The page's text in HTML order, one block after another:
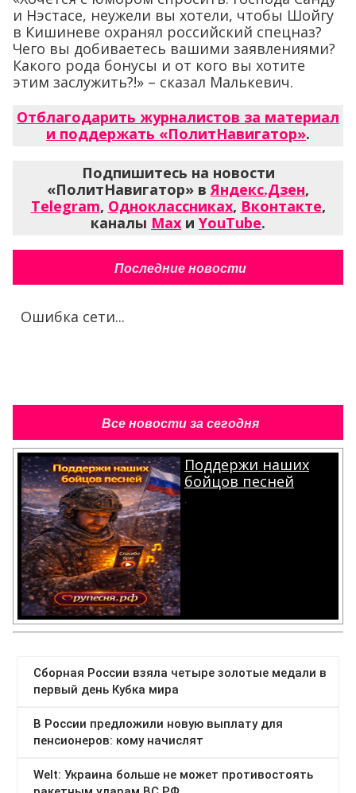
и Нэстасе, неужели вы хотели, чтобы Шойгу
в Кишиневе охранял российский спецназ?
Чего вы добиваетесь вашими заявлениями?
Какого рода бонусы и от кого вы хотите
этим заслужить?!» – сказал Малькевич.
Отблагодарить журналистов за материал
и поддержать «ПолитНавигатор».
Подпишитесь на новости
«ПолитНавигатор» вЯндекс.Дзен,
Telegram, Одноклассниках, Вконтакте,
каналы Max и YouTube.
Последние новости
Ошибка сети...
Все новости за сегодня
Поддержи наших
бойцов песней
.